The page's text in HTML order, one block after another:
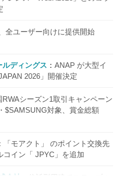
全ユーザー向けに提供開始
ディングス
ANAP が大型イ
2026」開催決定
RWAシーズン1取引キャンペーン
$SAMSUNG対象、賞金総額
「モアクト」 のポイント交換先
コイン「 JPYC」を追加
会社
信託型円建てステーブル